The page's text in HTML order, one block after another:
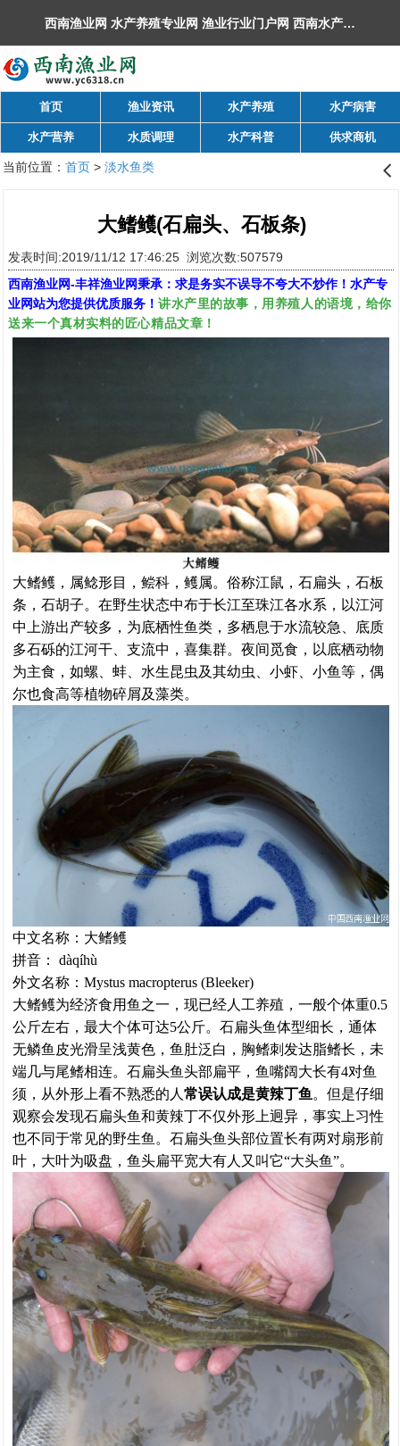
西南渔业网 水产养殖专业网 渔业行业门户网 ​西南水产网 丰祥渔业网 永川水花网，欢迎光临！
首页 渔业资讯 水产养殖 水产病害
水产营养 水质调理 水产科普 供求商机
当前位置： 首页> 淡水鱼类 󰊒
大鳍鳠(石扁头、石板条)
发表时间:2019/11/12 17:46:25 浏览次数:507579
西南渔业网-丰祥渔业网秉承：求是务实不误导不夸大不炒作！水产专
业网站为您提供优质服务！ 讲水产里的故事，用养殖人的语境，给你
送来一个真材实料的匠心精品文章！
大鳍鳠，属鲶形目，鲿科，鳠属。 俗称江鼠，石扁头，石板
条，石胡子。 在野生状态中布于长江至珠江各水系，以江河
中上游出产较多，为底栖性鱼类，多栖息于水流较急、底质
多石砾的江河干、支流中，喜集群。夜间觅食，以底栖动物
为主食，如螺、蚌、水生昆虫及其幼虫、小虾、小鱼等，偶
尔也食高等植物碎屑及藻类。
中文名称：大鳍鳠
拼音： dàqíhù
外文名称：Mystus macropterus (Bleeker)
大鳍鳠为经济食用鱼之一，现已经人工养殖，一般个体重0.5
公斤左右，最大个体可达5公斤。 石扁头鱼体型细长，通体
无鳞鱼皮光滑呈浅黄色，鱼肚泛白，胸鳍刺发达脂鳍长，未
端几与尾鳍相连。石扁头鱼头部扁平，鱼嘴阔大长有4对鱼
须，从外形上看不熟悉的人 常误认成是黄辣丁鱼 。但是仔细
观察会发现石扁头鱼和黄辣丁不仅外形上迥异，事实上习性
也不同于常见的野生鱼。 石扁头鱼头部位置长有两对扇形前
叶，大叶为吸盘，鱼头扁平宽大有人又叫它“大头鱼”。